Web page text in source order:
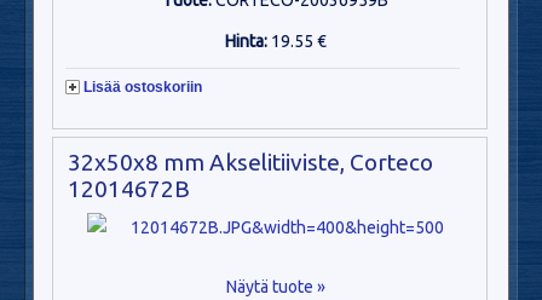
Hinta: 19.55 €
Lisää ostoskoriin
32x50x8 mm Akselitiiviste, Corteco
12014672B
Näytä tuote »